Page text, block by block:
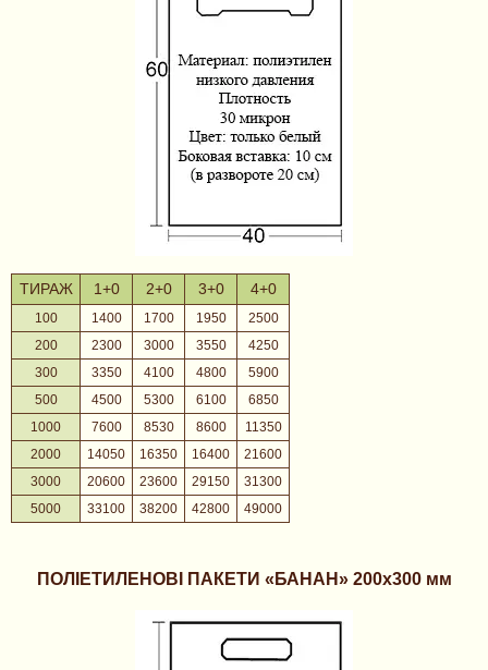
ТИРАЖ 1+0 2+0 3+0 4+0
100 1400 1700 1950
2500
200
2300 3000 3550
4250
300
3350 4100 4800
5900
500
4500 5300 6100
6850
1000
7600 8530 8600
11350
2000
14050 16350 16400
21600
3000
20600 23600 29150
31300
5000
33100 38200 42800 49000
ПОЛІЕТИЛЕНОВІ ПАКЕТИ «БАНАН» 200х300 мм